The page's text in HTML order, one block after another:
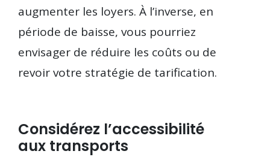
augmenter les loyers. À l’inverse, en
période de baisse, vous pourriez
envisager de réduire les coûts ou de
revoir votre stratégie de tarification.
Considérez l’accessibilité
aux transports